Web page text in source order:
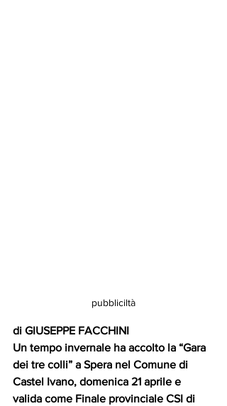
pubbliciltà
di GIUSEPPE FACCHINI
Un tempo invernale ha accolto la “Gara
dei tre colli” a Spera nel Comune di
Castel Ivano, domenica 21 aprile e
valida come Finale provinciale CSI di